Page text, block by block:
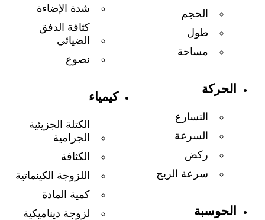
الحجم
طول
مساحة
الحركة
التسارع
السرعة
ركض
سرعة الريح
الحوسبة
شدة الإضاءة
كثافة الدفق
الضيائي
نصوع
كيمياء
الكتلة الجزيئية
الجرامية
الكثافة
اللزوجة الكينماتية
كمية المادة
لزوجة ديناميكية